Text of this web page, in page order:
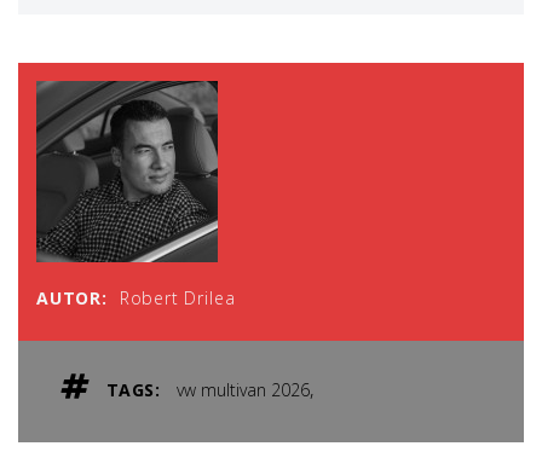
AUTOR: Robert Drilea
TAGS: vw multivan 2026,